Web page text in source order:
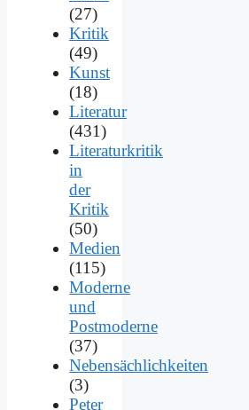
(27)
Kritik
(49)
Kunst
(18)
Literatur
(431)
Literaturkritik
in
der
Kritik
(50)
Medien
(115)
Moderne
und
Postmoderne
(37)
Nebensächlichkeiten
(3)
Peter